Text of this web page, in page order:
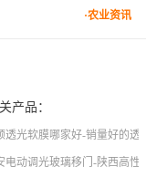
·农业资讯
产品：
透光软膜哪家好-销量好的透
隔断
电动调光玻璃移门-陕西高性